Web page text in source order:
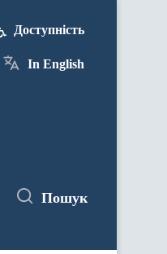
Доступність
In English
Пошук